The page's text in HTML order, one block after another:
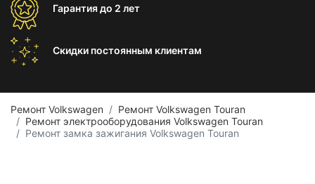
Гарантиядо 2 лет
Скидки постоянным клиентам
Ремонт Volkswagen
Ремонт Volkswagen Touran
Ремонт электрооборудования Volkswagen Touran
Ремонт замка зажигания Volkswagen Touran